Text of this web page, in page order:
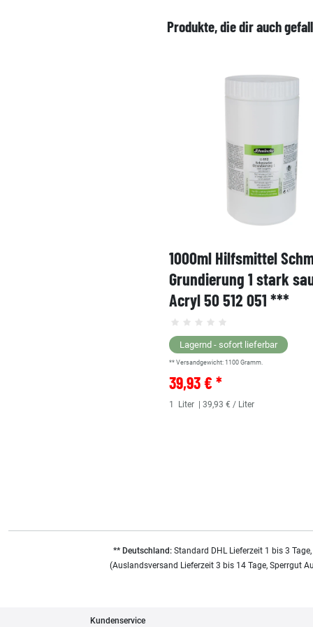
Produkte, die dir auch
1000ml Hilfsmittel
Grundierung 1 stark
Acryl 50 512 051 ***
Lagernd - sofort lieferbar
** Versandgewicht: 1100 Gramm.
39,93 € *
1 Liter | 39,93 € / Liter
** Deutschland:Standard DHL Lieferzeit 1 bis 3
(Auslandsversand Lieferzeit 3 bis 14 Tage, Sperrgut
Kundenservice